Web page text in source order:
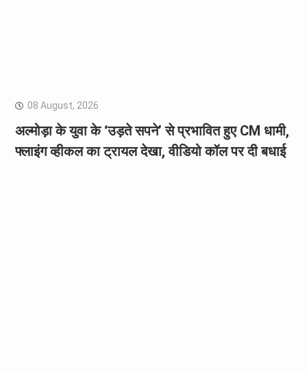
08 August, 2026
अल्मोड़ा के युवा के ‘उड़ते सपने’ से प्रभावित हुए CM धामी,
फ्लाइंग व्हीकल का ट्रायल देखा, वीडियो कॉल पर दी बधाई